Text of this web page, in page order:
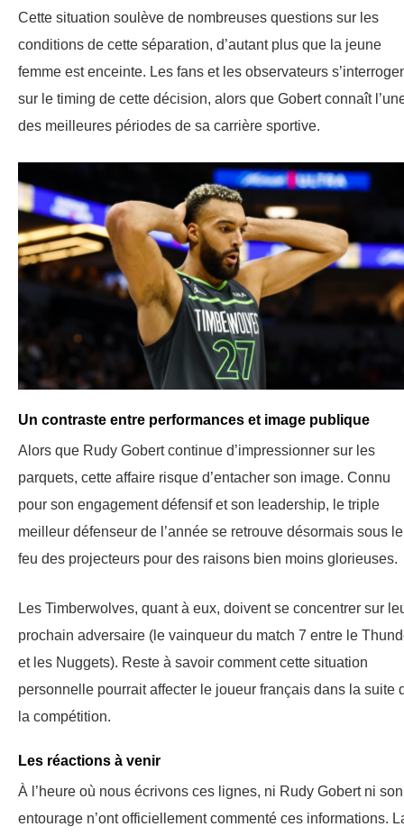
Cette situation soulève de nombreuses questions sur les
conditions de cette séparation, d’autant plus que la jeune
femme est enceinte. Les fans et les observateurs
sur le timing de cette décision, alors que Gobert connaît
des meilleures périodes de sa carrière sportive.
Un contraste entre performances et image publique
Alors que Rudy Gobert continue d’impressionner sur les
parquets, cette affaire risque d’entacher son image. Connu
pour son engagement défensif et son leadership, le triple
meilleur défenseur de l’année se retrouve désormais sous le
feu des projecteurs pour des raisons bien moins glorieuses.
Les Timberwolves, quant à eux, doivent se concentrer sur
prochain adversaire (le vainqueur du match 7 entre le
et les Nuggets). Reste à savoir comment cette situation
personnelle pourrait affecter le joueur français dans la suite
la compétition.
Les réactions à venir
À l’heure où nous écrivons ces lignes, ni Rudy Gobert ni son
entourage n’ont officiellement commenté ces informations.